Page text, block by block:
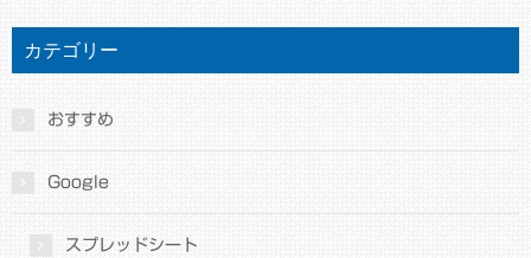
カテゴリー
おすすめ
Google
スプレッドシート